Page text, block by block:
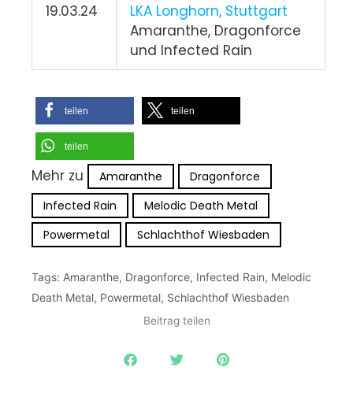
19.03.24
LKA Longhorn, Stuttgart
Amaranthe, Dragonforce
und Infected Rain
teilen teilen
teilen
Mehr zu Amaranthe
Dragonforce
Infected Rain
Melodic Death Metal
Powermetal
Schlachthof Wiesbaden
Tags: Amaranthe, Dragonforce, Infected Rain, Melodic
Death Metal, Powermetal, Schlachthof Wiesbaden
Beitrag teilen